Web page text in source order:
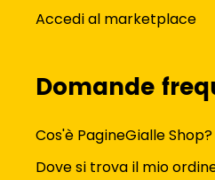
Accedi al marketplace
Domande
Cos'è PagineGialle Shop?
Dove si trova il mio